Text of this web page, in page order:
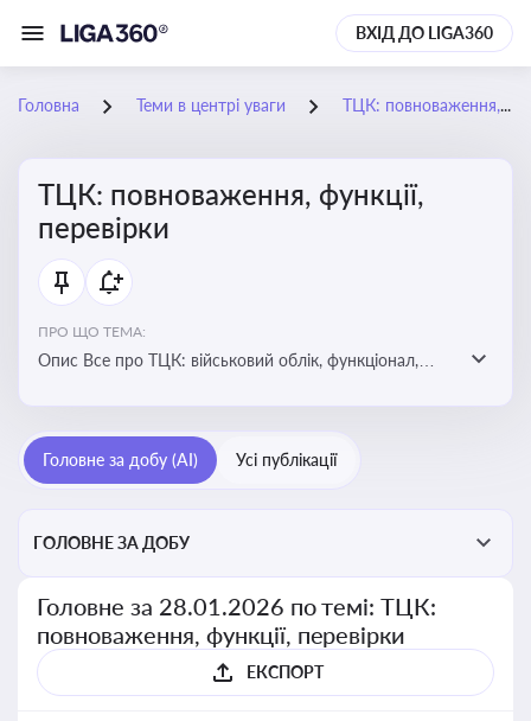
ВХІД ДО LIGA360
Головна Теми в центрі уваги ТЦК: повноваження, функції, перевірки
ТЦК: повноваження, функції,
перевірки
ПРО ЩО ТЕМА:
Опис Все про ТЦК: військовий облік, функціонал,
Головне за добу (AI) Усі публікації
ГОЛОВНЕ ЗА ДОБУ
Головне за 28.01.2026 по темі: ТЦК:
повноваження, функції, перевірки
ЕКСПОРТ